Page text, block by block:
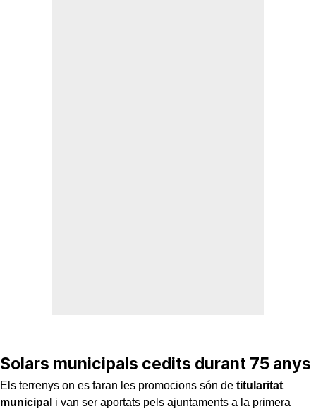
Solars municipals cedits durant 75 anys
Els terrenys on es faran les promocions són de titularitat
municipal i van ser aportats pels ajuntaments a la primera